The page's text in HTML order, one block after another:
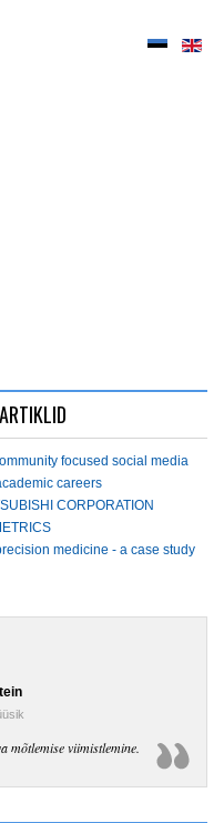
focused social media
careers
CORPORATION
medicine - a case study
mõtlemise viimistlemine.